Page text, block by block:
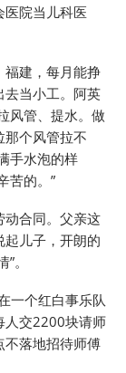
院当儿科医
福建，每月能挣
去当小工。阿英
风管、提水。做
那个风管拉不
手水泡的样
苦的。”
动合同。父亲这
儿子，开朗的
。
一个红白事乐队
人交2200块请师
不落地招待师傅